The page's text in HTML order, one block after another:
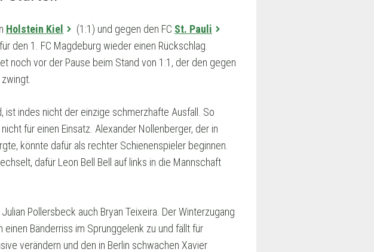
Holstein Kiel (1:1) und gegen den FC St. Pauli
den 1. FC Magdeburg wieder einen Rückschlag.
noch vor der Pause beim Stand von 1:1, der den gegen
indes nicht der einzige schmerzhafte Ausfall. So
für einen Einsatz. Alexander Nollenberger, der in
könnte dafür als rechter Schienenspieler beginnen.
dafür Leon Bell Bell auf links in die Mannschaft
Pollersbeck auch Bryan Teixeira. Der Winterzugang
Bänderriss im Sprunggelenk zu und fällt für
verändern und den in Berlin schwachen Xavier